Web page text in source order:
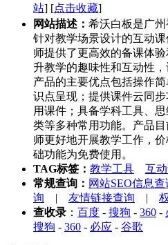
站] [点击收藏]
网站描述： 希沃白板是广
针对教学场景设计的互动
师提供了更高效的备课体
升教学的趣味性和互动性
产品的主要优点包括操作
识点呈现；提供课件云同
用课件；具备学科工具、
类等多种常用功能。产品
师更好地开展教学工作，
础功能为免费使用。
TAG标签： 教学工具
互
常规查询： 网站SEO信息查
询 | 友情链接查询 |
查收录 ： 百度 - 搜狗 - 360 -
搜狗 - 360 - 必应 - 谷歌